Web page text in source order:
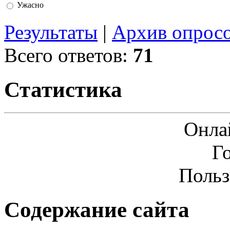
Ужасно
Результаты | Архив
Всего ответов: 71
Статистика
Содержание сайта